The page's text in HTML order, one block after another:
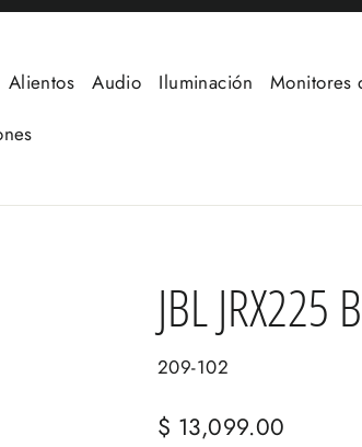
Alientos Audio Iluminación
Monitores
JBL JRX225
209-102
Precio
$ 13,099.00